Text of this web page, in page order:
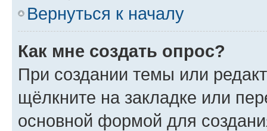
Вернуться к началу
Как мне создать опрос?
При создании темы или
щёлкните на закладке или
основной формой для